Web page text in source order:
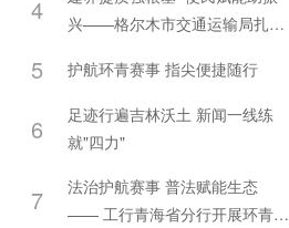
4
兴——格尔木市交通运输局扎实
建设工作
5 护航环青赛事 指尖便捷随行
6
足迹行遍吉林沃土 新闻一线练
就"四力"
7
法治护航赛事 普法赋能生态
—— 工行青海省分行开展环青赛